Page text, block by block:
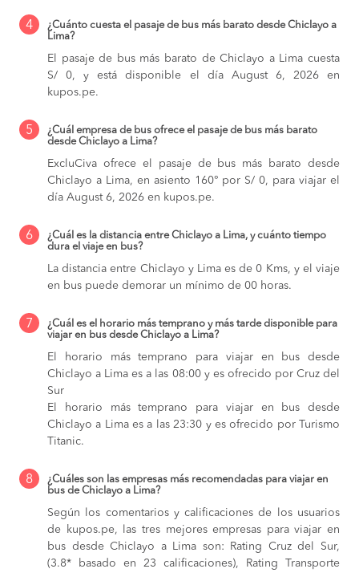
4
¿Cuánto cuesta el pasaje de bus más barato desde Chiclayo a
Lima?
El pasaje de bus más barato de Chiclayo a Lima cuesta
S/ 0, y está disponible el día August 6, 2026 en
kupos.pe.
5
¿Cuál empresa de bus ofrece el pasaje de bus más barato
desde Chiclayo a Lima?
ExcluCiva ofrece el pasaje de bus más barato desde
Chiclayo a Lima, en asiento 160° por S/ 0, para viajar el
día August 6, 2026 en kupos.pe.
6
¿Cuál es la distancia entre Chiclayo a Lima, y cuánto tiempo
dura el viaje en bus?
La distancia entre Chiclayo y Lima es de 0 Kms, y el viaje
en bus puede demorar un mínimo de 00 horas.
7
¿Cuál es el horario más temprano y más tarde disponible para
viajar en bus desde Chiclayo a Lima?
El horario más temprano para viajar en bus desde
Chiclayo a Lima es a las 08:00 y es ofrecido por Cruz del
Sur
El horario más temprano para viajar en bus desde
Chiclayo a Lima es a las 23:30 y es ofrecido por Turismo
Titanic.
8
¿Cuáles son las empresas más recomendadas para viajar en
bus de Chiclayo a Lima?
Según los comentarios y calificaciones de los usuarios
de kupos.pe, las tres mejores empresas para viajar en
bus desde Chiclayo a Lima son: Rating Cruz del Sur,
(3.8* basado en 23 calificaciones), Rating Transporte